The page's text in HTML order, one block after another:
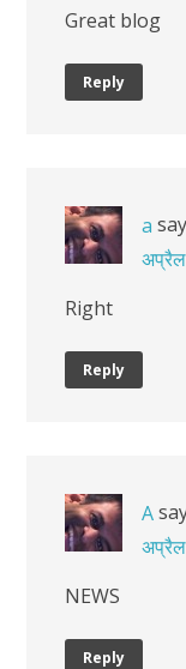
Great blog
Reply
a
Right
Reply
A
NEWS
Reply